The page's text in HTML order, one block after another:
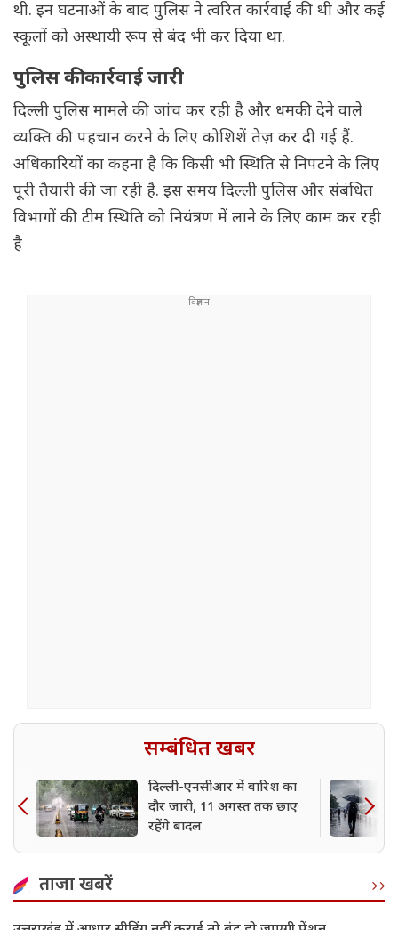
थी. इन घटनाओं के बाद पुलिस ने त्वरित कार्रवाई की थी और कई
स्कूलों को अस्थायी रूप से बंद भी कर दिया था.
पुलिस की कार्रवाई जारी
दिल्ली पुलिस मामले की जांच कर रही है और धमकी देने वाले
व्यक्ति की पहचान करने के लिए कोशिशें तेज़ कर दी गई हैं.
अधिकारियों का कहना है कि किसी भी स्थिति से निपटने के लिए
पूरी तैयारी की जा रही है. इस समय दिल्ली पुलिस और संबंधित
विभागों की टीम स्थिति को नियंत्रण में लाने के लिए काम कर रही
है
सम्बंधित खबर
दिल्ली-एनसीआर में बारिश का
दौर जारी, 11 अगस्त तक छाए
रहेंगे बादल
ताजा खबरें